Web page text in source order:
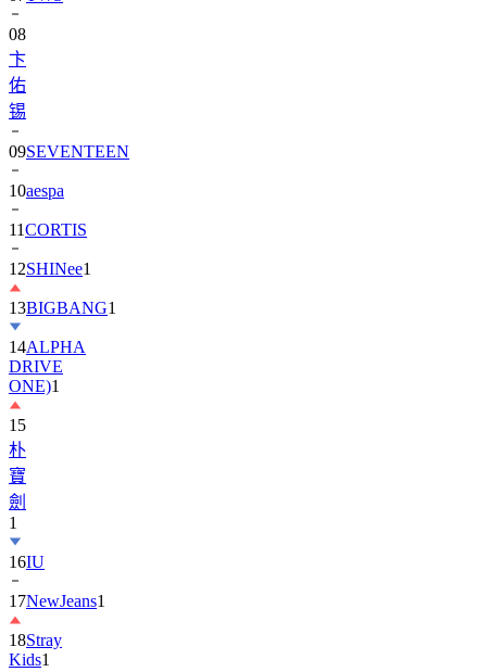
卞
佑
锡
09
10aespa
11CORTIS
12SHINee1
13BIGBANG
14ALPHA
DRIVE
ONE)1
15
朴
寶
劍
1
16
17NewJeans
18Stray
Kids
19ASTRO